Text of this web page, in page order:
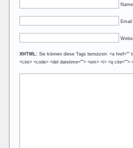
Name
XHTML: Sie können diese Tags benutzen: <a href=""
<cite> <code> <del datetime=""> <em> <i> <q cite="">